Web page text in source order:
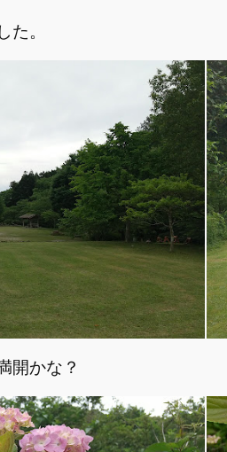
た。
開かな？